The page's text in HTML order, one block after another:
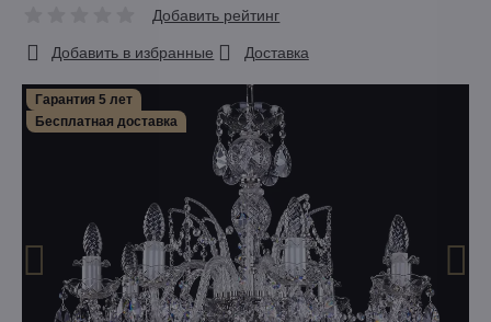
Гарантия 5 лет
Бесплатная доставка
Добавить рейтинг
Добавить в избранные Доставка